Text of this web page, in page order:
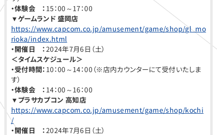
・体験会 ： 15：00～17：00
▼ゲームランド 盛岡店
https://www.capcom.co.jp/amusement/game/shop/gl_mo
rioka/index.html
・開催日 ：2024年7月6日（土）
＜タイムスケジュール＞
・受付時間： 10：00～14：00（※店内カウンターにて受付いたしま
す）
・体験会 ： 14：00～16：00
▼プラサカプコン 高知店
https://www.capcom.co.jp/amusement/game/shop/kochi
/
・開催日 ：2024年7月6日（土）